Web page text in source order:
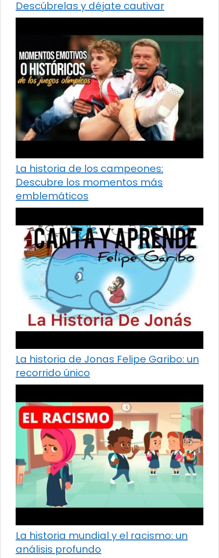
Descúbrelas y déjate cautivar
La historia de los campeones:
Descubre los momentos más
emblemáticos
La historia de Jonas Felipe Garibo: un
recorrido único
La historia mundial y el racismo: un
análisis profundo